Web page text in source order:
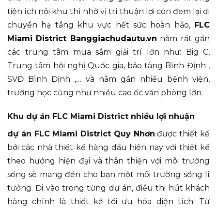
tiện ích nội khu thì nhờ vị trí thuận lợi còn đem lại di
chuyển hạ tầng khu vực hết sức hoàn hảo, FLC
Miami District Banggiachudautu.vn nằm rất gần
các trung tâm mua sắm giải trí lớn như: Big C,
Trung tâm hội nghị Quốc gia, bảo tàng Bình Định ,
SVĐ Bình Định ,… và nằm gần nhiều bệnh viện,
trường học cũng như nhiều cao ốc văn phòng lớn.
Khu dự án FLC Miami District nhiều lợi nhuận
dự án FLC Miami District Quy Nhơn được thiết kế
bởi các nhà thiết kế hàng đầu hiện nay với thiết kế
theo hướng hiện đại và thân thiện với môi trường
sống sẽ mang đến cho bạn một môi trường sống lí
tưởng. Đi vào trong từng dự án, điều thi hút khách
hàng chính là thiết kế tối ưu hóa diện tích. Từ